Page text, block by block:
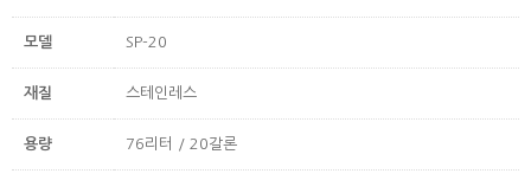
모델 SP-20
재질 스테인레스
용량 76리터 / 20갈론